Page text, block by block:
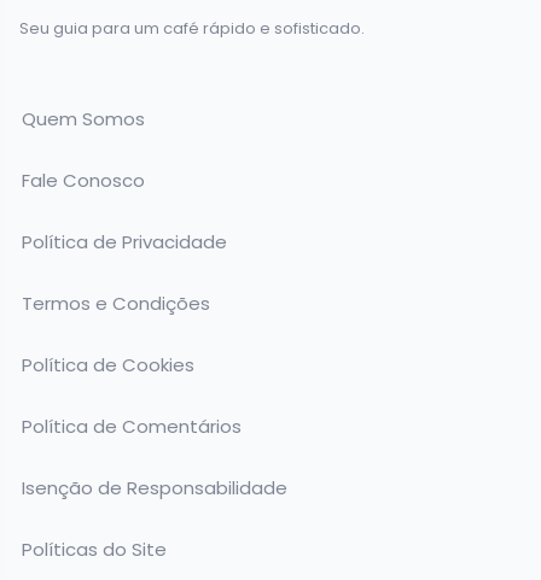
Seu guia para um café rápido e sofisticado.
Quem Somos
Fale Conosco
Política de Privacidade
Termos e Condições
Política de Cookies
Política de Comentários
Isenção de Responsabilidade
Políticas do Site